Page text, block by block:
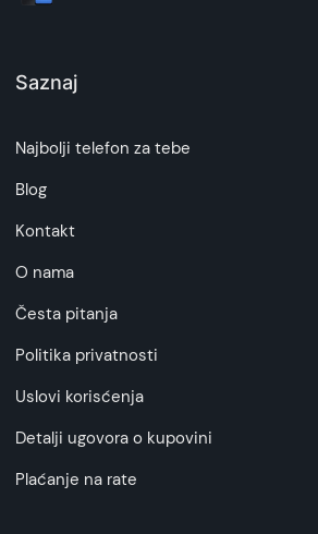
Saznaj
Najbolji telefon za tebe
Blog
Kontakt
O nama
Česta pitanja
Politika privatnosti
Uslovi korisćenja
Detalji ugovora o kupovini
Plaćanje na rate